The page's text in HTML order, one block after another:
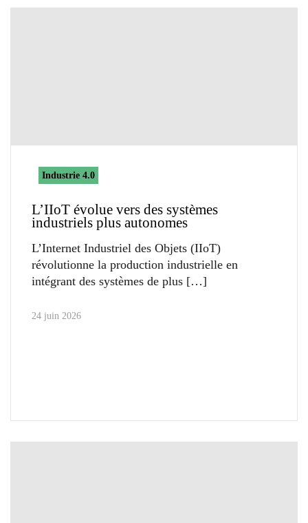
Industrie 4.0
L’IIoT évolue vers des systèmes
industriels plus autonomes
L’Internet Industriel des Objets (IIoT)
révolutionne la production industrielle en
intégrant des systèmes de plus
24 juin 2026